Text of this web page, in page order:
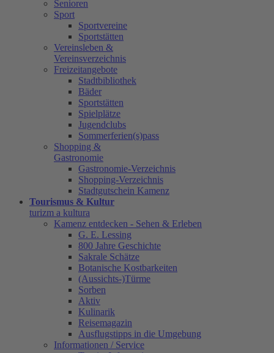
Senioren
Sport
Sportvereine
Sportstätten
Vereinsleben &
Vereinsverzeichnis
Freizeitangebote
Stadtbibliothek
Bäder
Sportstätten
Spielplätze
Jugendclubs
Sommerferien(s)pass
Shopping &
Gastronomie
Gastronomie-Verzeichnis
Shopping-Verzeichnis
Stadtgutschein Kamenz
Tourismus & Kultur
turizm a kultura
Kamenz entdecken - Sehen & Erleben
G. E. Lessing
800 Jahre Geschichte
Sakrale Schätze
Botanische Kostbarkeiten
(Aussichts-)Türme
Sorben
Aktiv
Kulinarik
Reisemagazin
Ausflugstipps in die Umgebung
Informationen / Service